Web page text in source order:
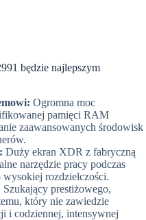
będzie najlepszym
Ogromna moc
pamięci RAM
zaawansowanych środowisk
Duży ekran XDR z fabryczną
narzędzie pracy podczas
rozdzielczości.
Szukający prestiżowego,
który nie zawiedzie
i codziennej, intensywnej